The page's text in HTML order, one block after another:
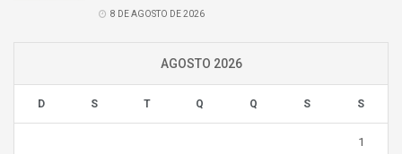
8 DE AGOSTO DE 2026
AGOSTO 2026
D S T Q Q S S
1